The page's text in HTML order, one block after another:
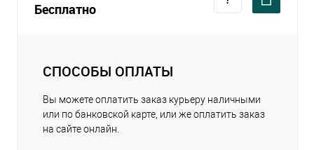
Бесплатно
СПОСОБЫ ОПЛАТЫ
Вы можете оплатить заказ курьеру наличными
или по банковской карте, или же оплатить заказ
на сайте онлайн.